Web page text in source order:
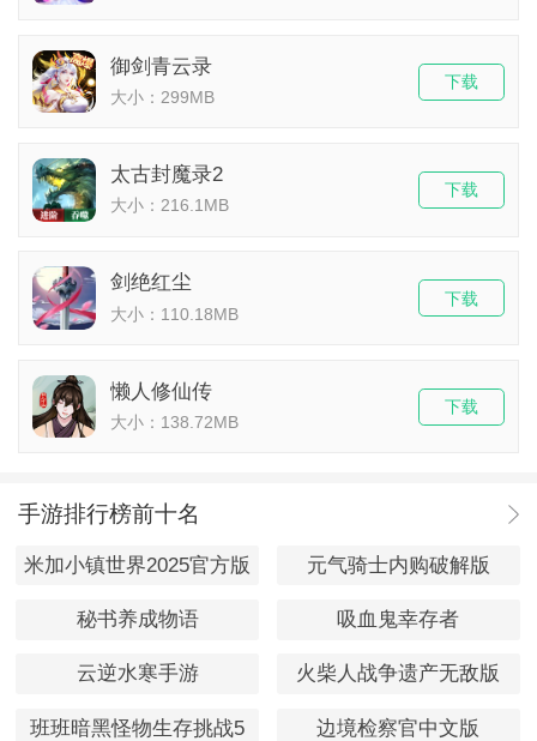
御剑青云录
大小：299MB
下载
太古封魔录2
大小：216.1MB
下载
剑绝红尘
大小：110.18MB
下载
懒人修仙传
大小：138.72MB
下载
手游排行榜前十名
米加小镇世界2025官方版 元气骑士内购破解版
秘书养成物语 吸血鬼幸存者
云逆水寒手游 火柴人战争遗产无敌版
班班暗黑怪物生存挑战5 边境检察官中文版